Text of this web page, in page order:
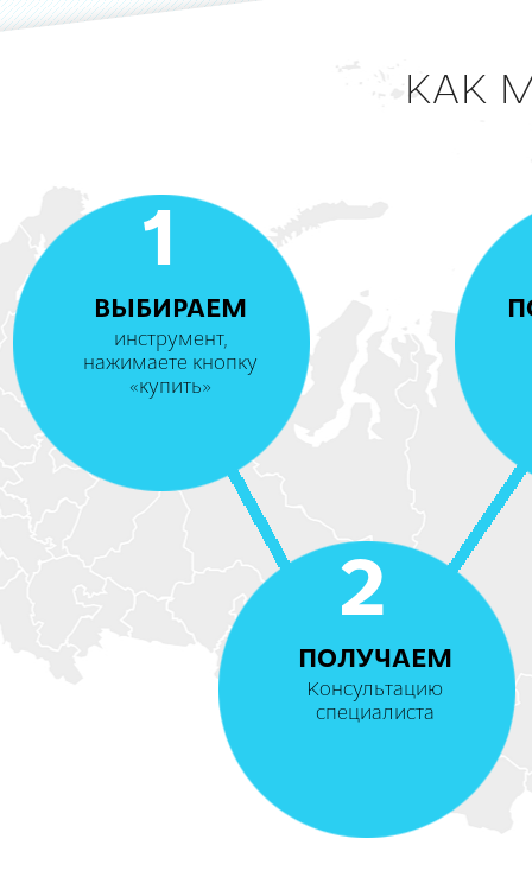
КАК
1
ВЫБИРАЕМ
инструмент,
нажимаете кнопку
«купить»
2
ПОЛУЧАЕМ
Консультацию
специалиста